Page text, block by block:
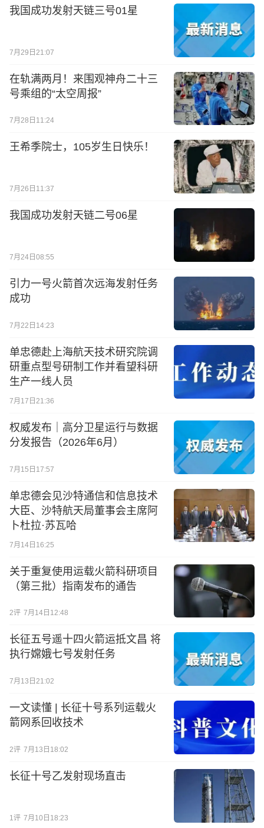
我国成功发射天链三号01星
7月29日21:07
在轨满两月！来围观神舟二十三
号乘组的“太空周报”
7月28日11:24
王希季院士，105岁生日快乐！
7月26日11:37
我国成功发射天链二号06星
7月24日08:55
引力一号火箭首次远海发射任务
成功
7月22日14:23
单忠德赴上海航天技术研究院调
研重点型号研制工作并看望科研
生产一线人员
7月17日21:36
权威发布｜高分卫星运行与数据
分发报告（2026年6月）
7月15日17:57
单忠德会见沙特通信和信息技术
大臣、沙特航天局董事会主席阿
卜杜拉·苏瓦哈
7月14日16:25
关于重复使用运载火箭科研项目
（第三批）指南发布的通告
2评 7月14日12:48
长征五号遥十四火箭运抵文昌 将
执行嫦娥七号发射任务
7月13日21:02
一文读懂 | 长征十号系列运载火
箭网系回收技术
2评 7月13日18:02
长征十号乙发射现场直击
1 评 7月10日18:23